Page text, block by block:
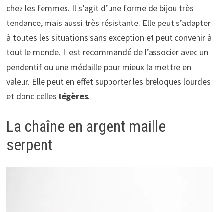
chez les femmes. Il s’agit d’une forme de bijou très
tendance, mais aussi très résistante. Elle peut s’adapter
à toutes les situations sans exception et peut convenir à
tout le monde. Il est recommandé de l’associer avec un
pendentif ou une médaille pour mieux la mettre en
valeur. Elle peut en effet supporter les breloques lourdes
et donc celles légères.
La chaîne en argent maille
serpent